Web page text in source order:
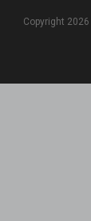
Copyright 2026